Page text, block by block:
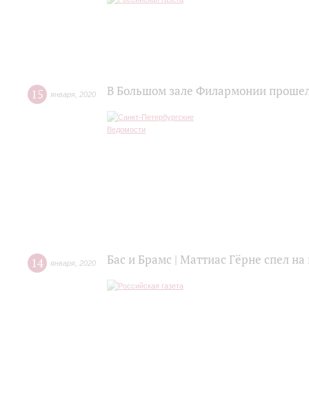
15 января 2020 В Большом зале Филармонии
14 января 2020 Бас и Брамс | Маттиас Гёрне спел